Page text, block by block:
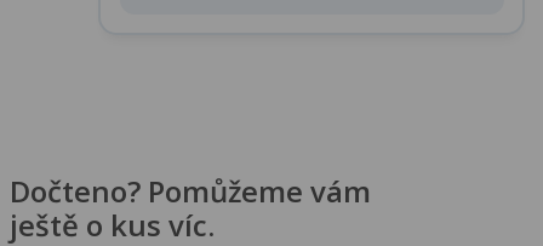
Dočteno? Pomůžeme vám
ještě o kus víc.